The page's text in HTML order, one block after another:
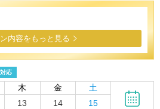
内容をもっと見る
応
木 金 土
13 14 15